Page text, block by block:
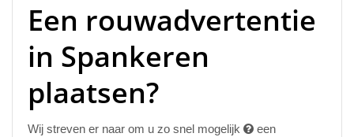
Een rouwadvertentie
in Spankeren
plaatsen?
Wij streven er naar om u zo snel mogelijk
een